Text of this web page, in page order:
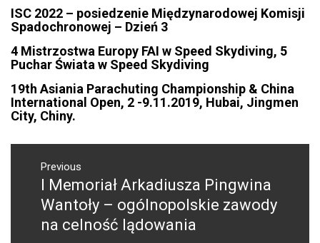
ISC 2022 – posiedzenie Międzynarodowej Komisji
Spadochronowej – Dzień 3
4 Mistrzostwa Europy FAI w Speed Skydiving, 5
Puchar Świata w Speed Skydiving
19th Asiania Parachuting Championship & China
International Open, 2 -9.11.2019, Hubai, Jingmen
City, Chiny.
NAWIGACJA
WPISUPrevious
Previous
post:
I Memoriał Arkadiusza Pingwina
Wantoły – ogólnopolskie zawody
na celność lądowania